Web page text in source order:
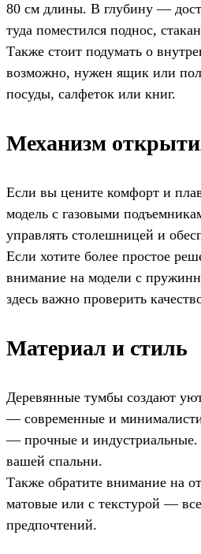
80 см длины. В глубину —
туда поместился поднос,
Также стоит подумать о
возможно, нужен ящик или
посуды, салфеток или книг.
Механизм
Если вы цените комфорт и
модель с газовыми
управлять столешницей и
Если хотите более простое
внимание на модели с
здесь важно проверить
Материал и стиль
Деревянные тумбы создают
— современные и
— прочные и индустриальные.
вашей спальни.
Также обратите внимание на
матовые или с текстурой —
предпочтений.